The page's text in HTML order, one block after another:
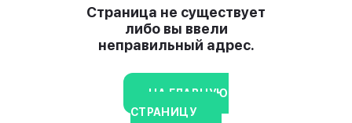
Страница не существует
либо вы ввели
неправильный адрес.
НА ГЛАВНУЮ
СТРАНИЦУ